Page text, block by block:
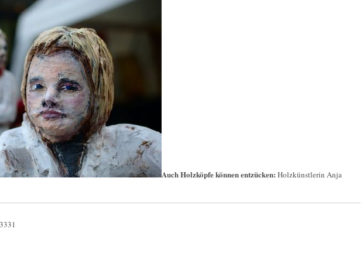
Auch Holzköpfe können entzücken: Holzkünstlerin Anja